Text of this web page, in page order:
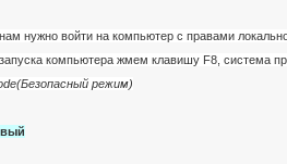
нужно войти на компьютер с правами
компьютера жмем клавишу F8, система
режим)